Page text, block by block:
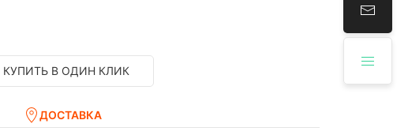
КУПИТЬ В ОДИН КЛИК
ДОСТАВКА